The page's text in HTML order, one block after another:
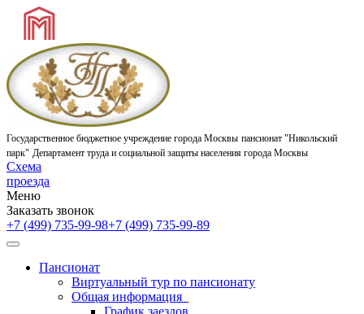
Государственное бюджетное учреждение города Москвы пансионат "Никольский
парк" Департамент труда и социальной защиты населения города Москвы
Схема
проезда
Меню
Заказать звонок
+7 (499) 735-99-98+7 (499) 735-99-89
Пансионат
Виртуальный тур по пансионату
Общая информация